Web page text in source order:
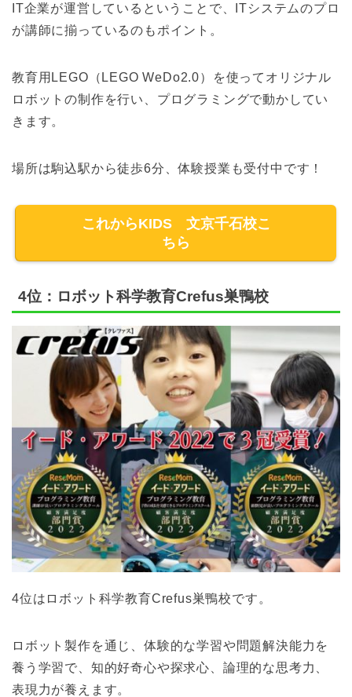
IT企業が運営しているということで、ITシステムのプロ
が講師に揃っているのもポイント。
教育用LEGO（LEGO WeDo2.0）を使ってオリジナル
ロボットの制作を行い、プログラミングで動かしてい
きます。
場所は駒込駅から徒歩6分、体験授業も受付中です！
これからKIDS 文京千石校こ
ちら
4位：ロボット科学教育Crefus巣鴨校
4位はロボット科学教育Crefus巣鴨校です。
ロボット製作を通じ、体験的な学習や問題解決能力を
養う学習で、知的好奇心や探求心、論理的な思考力、
表現力が養えます。